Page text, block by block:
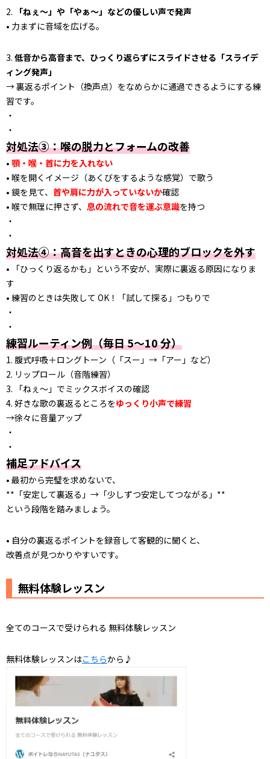
2.
「ねぇ〜」や「やぁ〜」などの優しい声で発声
• 力まずに音域を広げる。
3. 低音から高音まで、ひっくり返らずにスライドさせる「スライデ
ィング発声」
→ 裏返るポイント（換声点）をなめらかに通過できるようにする練
習です。
・
・
対処法③：喉の脱力とフォームの改善
• 顎・喉・首に力を入れない
• 喉を開くイメージ（あくびをするような感覚）で歌う
• 鏡を見て、 首や肩に力が入っていないか確認
• 喉で無理に押さず、 息の流れで音を運ぶ意識を持つ
・
・
対処法④：高音を出すときの心理的ブロックを外す
• 「ひっくり返るかも」という不安が、実際に裏返る原因になりま
す
• 練習のときは失敗して OK！「試して探る」つもりで
・
・
練習ルーティン例（毎日 5〜10 分）
1. 腹式呼吸＋ロングトーン（「スー」→「アー」など）
2. リップロール（音階練習）
3. 「ねぇ〜」でミックスボイスの確認
4. 好きな歌の裏返るところをゆっくり小声で練習
→徐々に音量アップ
・
・
補足アドバイス
• 最初から完璧を求めないで、
**「安定して裏返る」→「少しずつ安定してつながる」**
という段階を踏みましょう。
• 自分の裏返るポイントを録音して客観的に聞くと、
改善点が見つかりやすいです。
無料体験レッスン
全てのコースで受けられる 無料体験レッスン
無料体験レッスンはこちらから♪